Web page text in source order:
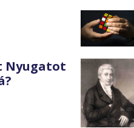
Nyugatot